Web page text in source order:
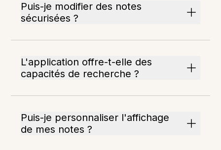
Puis-je modifier des notes
sécurisées ?
L'application offre-t-elle des
capacités de recherche ?
Puis-je personnaliser l'affichage
de mes notes ?